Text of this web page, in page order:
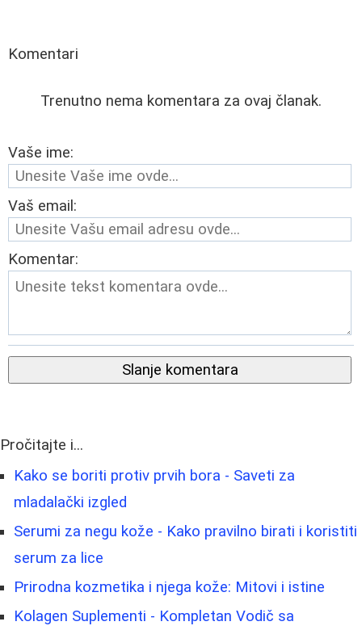
Komentari
Trenutno nema komentara za ovaj članak.
Vaše ime:
Vaš email:
Komentar:
Slanje komentara
Pročitajte i...
Kako se boriti protiv prvih bora - Saveti za
mladalački izgled
Serumi za negu kože - Kako pravilno birati i koristiti
serum za lice
Prirodna kozmetika i njega kože: Mitovi i istine
Kolagen Suplementi - Kompletan Vodič sa